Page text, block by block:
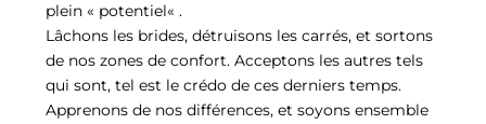
plein « potentiel« .
Lâchons les brides, détruisons les carrés, et sortons
de nos zones de confort. Acceptons les autres tels
qui sont, tel est le crédo de ces derniers temps.
Apprenons de nos différences, et soyons ensemble